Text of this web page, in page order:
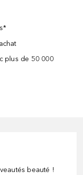
plus de 50 000
beauté !